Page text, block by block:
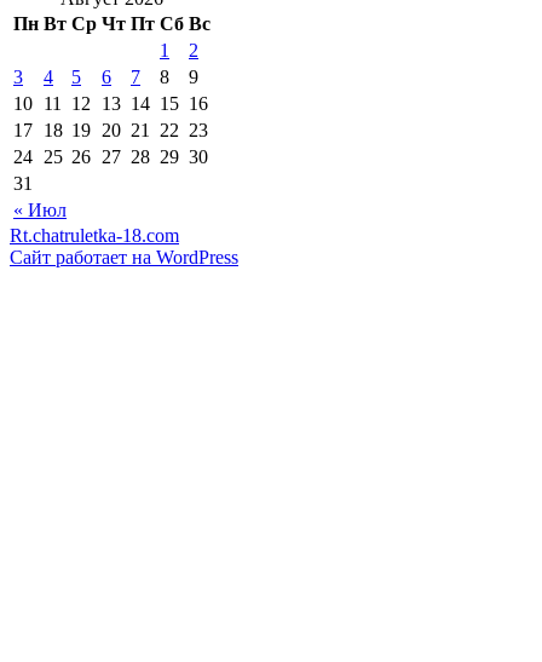
Пн Вт Ср Чт Пт Сб Вс
« Июл
1
2
3
4 5 6 7 8
9
10 11 12 13 14 15 16
17 18 19 20 21 22 23
24 25 26 27 28 29 30
31
Rt.chatruletka-18.com
Сайт работает на WordPress